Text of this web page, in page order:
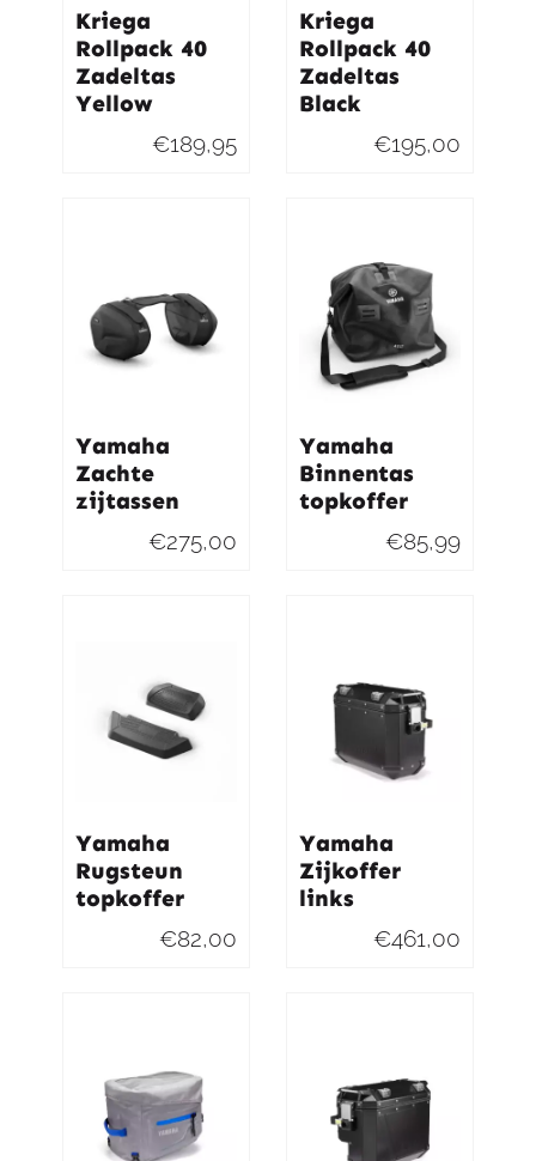
Kriega
Rollpack 40
Zadeltas
Yellow
€189,95
Kriega
Rollpack 40
Zadeltas
Black
€195,00
Yamaha
Zachte
zijtassen
€275,00
Yamaha
Binnentas
topkoffer
€85,99
Yamaha
Rugsteun
topkoffer
€82,00
Yamaha
Zijkoffer
links
€461,00